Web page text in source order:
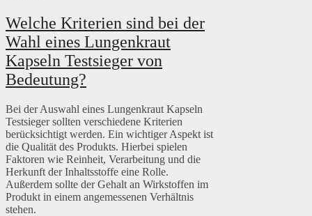
Welche Kriterien sind bei der
Wahl eines Lungenkraut
Kapseln Testsieger von
Bedeutung?
Bei der Auswahl eines Lungenkraut Kapseln
Testsieger sollten verschiedene Kriterien
berücksichtigt werden. Ein wichtiger Aspekt ist
die Qualität des Produkts. Hierbei spielen
Faktoren wie Reinheit, Verarbeitung und die
Herkunft der Inhaltsstoffe eine Rolle.
Außerdem sollte der Gehalt an Wirkstoffen im
Produkt in einem angemessenen Verhältnis
stehen.